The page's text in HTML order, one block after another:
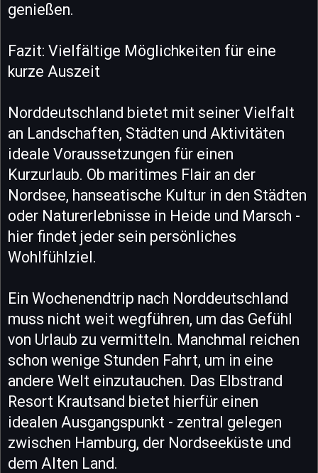
genießen.
Fazit: Vielfältige Möglichkeiten für eine
kurze Auszeit
Norddeutschland bietet mit seiner Vielfalt
an Landschaften, Städten und Aktivitäten
ideale Voraussetzungen für einen
Kurzurlaub. Ob maritimes Flair an der
Nordsee, hanseatische Kultur in den Städten
oder Naturerlebnisse in Heide und Marsch -
hier findet jeder sein persönliches
Wohlfühlziel.
Ein Wochenendtrip nach Norddeutschland
muss nicht weit wegführen, um das Gefühl
von Urlaub zu vermitteln. Manchmal reichen
schon wenige Stunden Fahrt, um in eine
andere Welt einzutauchen. Das Elbstrand
Resort Krautsand bietet hierfür einen
idealen Ausgangspunkt - zentral gelegen
zwischen Hamburg, der Nordseeküste und
dem Alten Land.